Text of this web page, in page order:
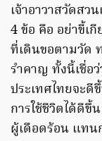
เจ้าอาวาสวัดส
4 ข้อ คือ อย่าขี้เ
ที่เดินขอตามวัด
รำคาญ ทั้งนี้เชื่อ
ประเทศไทยจะดี
การใช้ชีวิตได้ดีขึ้
ผู้เดือดร้อน แทน